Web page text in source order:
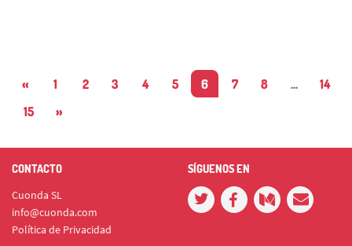
« 1 2 3 4 5 6 7 8 ...
14
15
»
CONTACTO
Cuonda SL
info@cuonda.com
Política de Privacidad
SÍGUENOS EN